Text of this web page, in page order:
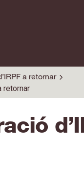
a retornar
retornar